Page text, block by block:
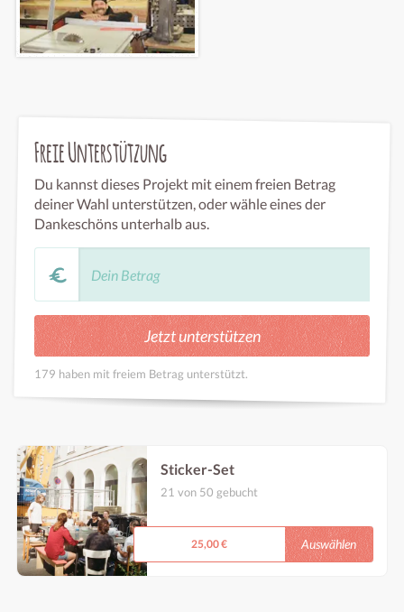
Freie Unterstützung
Du kannst dieses Projekt mit einem freien Betrag
deiner Wahl unterstützen, oder wähle eines der
Dankeschöns unterhalb aus.
179 haben mit freiem Betrag unterstützt.
Sticker-Set
21 von 50 gebucht
Sticker. In Kaorle abzuholen :D
25,00 €
Auswählen